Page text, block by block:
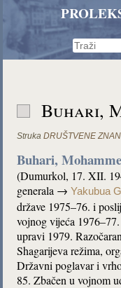
Buhari,
Struka DRUŠTVENE
Buhari,
(Dumurkol, 17. XII.
generala →Yakubua
države 1975–76. i
vojnog vijeća
upravi 1979.
Shagarijeva režima,
Državni poglavar i
85. Zbačen u vojnom